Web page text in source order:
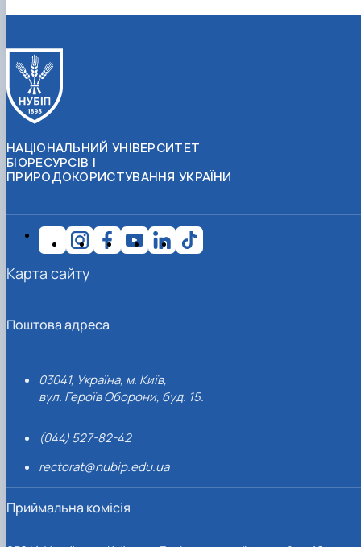
НАЦІОНАЛЬНИЙ УНІВЕРСИТЕТ
БІОРЕСУРСІВ І
ПРИРОДОКОРИСТУВАННЯ УКРАЇНИ
Поштова адреса
03041, Україна, м. Київ,
вул. Героїв Оборони, буд. 15.
(044) 527-82-42
rectorat@nubip.edu.ua
Приймальна комісія
Карта сайту